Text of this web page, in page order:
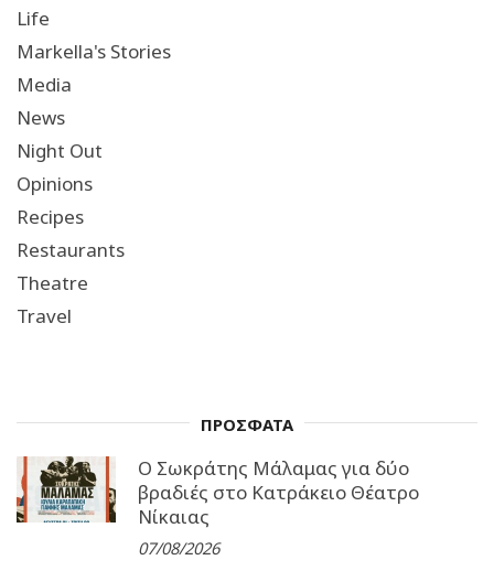
Life
Markella's Stories
Media
News
Night Out
Opinions
Recipes
Restaurants
Theatre
Travel
ΠΡΟΣΦΑΤΑ
Ο Σωκράτης Μάλαμας για δύο
βραδιές στο Κατράκειο Θέατρο
Νίκαιας
07/08/2026